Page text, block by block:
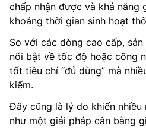
chấp nhận được và khả năng
khoảng thời gian sinh hoạt
So với các dòng cao cấp,
nổi bật về tốc độ hoặc công
tốt tiêu chí “đủ dùng” mà
kiếm.
Đây cũng là lý do khiến nhiều
như một giải pháp cân bằng